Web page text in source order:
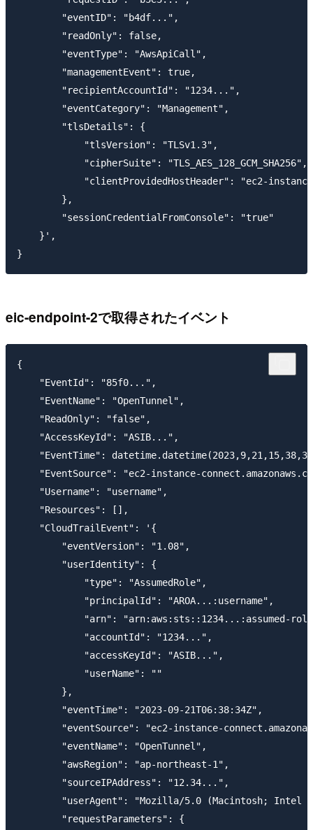
        "eventID": "b4df...",
        "readOnly": false,
        "eventType": "AwsApiCall",
        "managementEvent": true,
        "recipientAccountId": "1234...",
        "eventCategory": "Management",
        "tlsDetails": {
            "tlsVersion": "TLSv1.3",
            "cipherSuite": "TLS_AES_128_GCM_SHA256",
"clientProvidedHostHeader": "ec2-
        },
        "sessionCredentialFromConsole": "true"
    }',
eic-endpoint-2で取得されたイベント
{
    "EventId": "85f0...",
    "EventName": "OpenTunnel",
    "ReadOnly": "false",
    "AccessKeyId": "ASIB...",
"EventTime":
"EventSource": "ec2-instance-
    "Username": "username",
    "Resources": [],
    "CloudTrailEvent": '{
        "eventVersion": "1.08",
        "userIdentity": {
            "type": "AssumedRole",
            "principalId": "AROA...:username",
"arn": "arn:aws:sts::1234...:assumed-
            "accountId": "1234...",
            "accessKeyId": "ASIB...",
            "userName": ""
        },
        "eventTime": "2023-09-21T06:38:34Z",
"eventSource": "ec2-instance-
        "eventName": "OpenTunnel",
        "awsRegion": "ap-northeast-1",
        "sourceIPAddress": "12.34...",
"userAgent": "Mozilla/5.0 (Macintosh; Intel
        "requestParameters": {